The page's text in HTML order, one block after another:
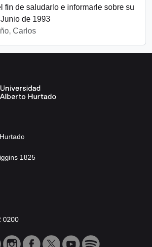
fin de saludarlo e informarle sobre su
de 1993
Carlos
1825
0200